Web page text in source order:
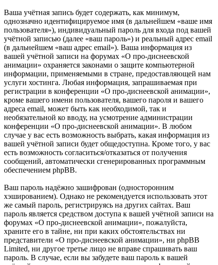
Ваша учётная запись будет содержать, как минимум,
однозначно идентифицируемое имя (в дальнейшем «ваше имя
пользователя»), индивидуальный пароль для входа под вашей
учётной записью (далее «ваш пароль») и реальный адрес email
(в дальнейшем «ваш адрес email»). Ваша информация из
вашей учётной записи на форумах «О про-диснеевской
анимации» охраняется законами о защите компьютерной
информации, применяемыми в стране, предоставляющей нам
услуги хостинга. Любая информация, запрашиваемая при
регистрации в конференции «О про-диснеевской анимации»,
кроме вашего имени пользователя, вашего пароля и вашего
адреса email, может быть как необходимой, так и
необязательной ко вводу, на усмотрение администрации
конференции «О про-диснеевской анимации». В любом
случае у вас есть возможность выбрать, какая информация из
вашей учётной записи будет общедоступна. Кроме того, у вас
есть возможность согласиться/отказаться от получения
сообщений, автоматически сгенерированных программным
обеспечением phpBB.
Ваш пароль надёжно зашифрован (односторонним
хэшированием). Однако не рекомендуется использовать этот
же самый пароль, регистрируясь на других сайтах. Ваш
пароль является средством доступа к вашей учётной записи на
форумах «О про-диснеевской анимации», пожалуйста,
храните его в тайне, ни при каких обстоятельствах ни
представители «О про-диснеевской анимации», ни phpBB
Limited, ни другое третье лицо не вправе спрашивать ваш
пароль. В случае, если вы забудете ваш пароль к вашей